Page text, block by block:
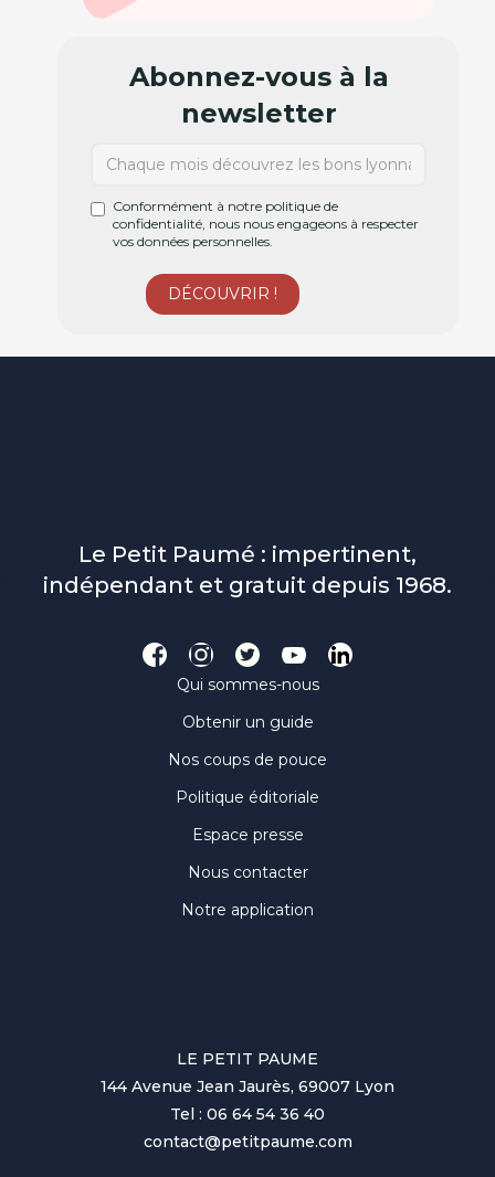
Abonnez-vous à la
newsletter
Conformément à notre politique de
confidentialité, nous nous engageons à respecter
vos données personnelles.
Le Petit Paumé : impertinent,
indépendant et gratuit depuis 1968.
Qui sommes-nous
Obtenir un guide
Nos coups de pouce
Politique éditoriale
Espace presse
Nous contacter
Notre application
LE PETIT PAUME
144 Avenue Jean Jaurès, 69007 Lyon
Tel : 06 64 54 36 40
contact@petitpaume.com